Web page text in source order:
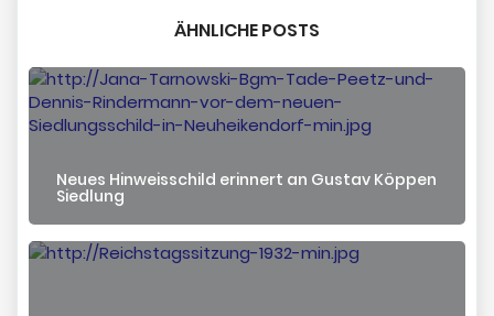
ÄHNLICHE POSTS
Neues Hinweisschild erinnert an Gustav Köppen
Siedlung